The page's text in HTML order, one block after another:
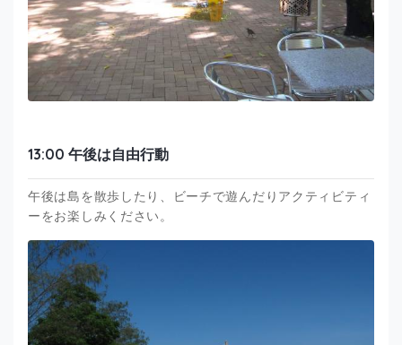
13:00 午後は自由行動
午後は島を散歩したり、ビーチで遊んだりアクティビティ
ーをお楽しみください。